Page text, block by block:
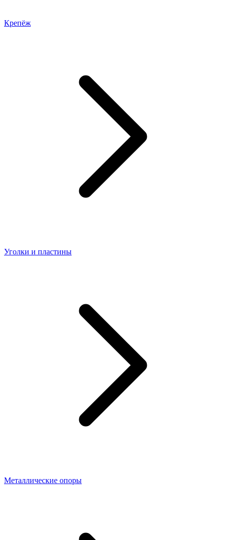
Крепёж
Уголки и пластины
Металлические опоры